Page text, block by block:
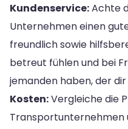
Kundenservice:Achte
Unternehmen einen
freundlich sowie
betreut fühlen und bei
jemanden haben, der
Kosten:Vergleiche die
Transportunternehmen